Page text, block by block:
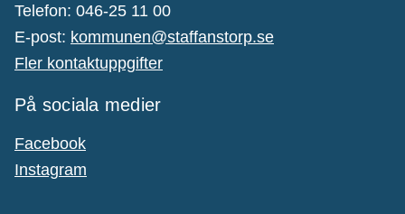
Telefon: 046-25 11 00
E-post: kommunen@staffanstorp.se
Fler kontaktuppgifter
På sociala medier
Facebook
Instagram